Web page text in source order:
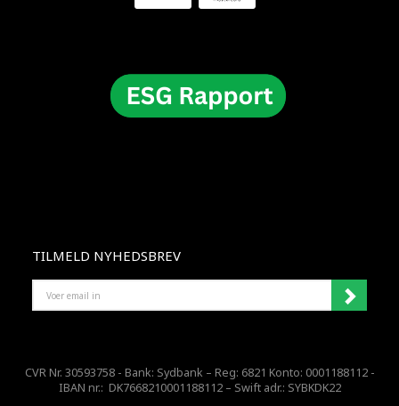
TILMELD NYHEDSBREV
EMAIL
IN
CVR Nr. 30593758 - Bank: Sydbank – Reg: 6821 Konto: 0001188112 -
IBAN nr.: DK7668210001188112 – Swift adr.: SYBKDK22